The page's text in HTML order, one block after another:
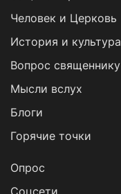
Человек и Церковь
История и культура
Вопрос священнику
Мысли вслух
Блоги
Горячие точки
Опрос